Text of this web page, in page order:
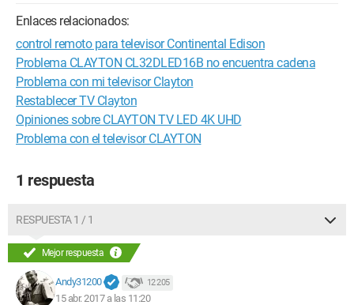
Enlaces relacionados:
control remoto para televisor Continental Edison
Problema CLAYTON CL32DLED16B no encuentra cadena
Problema con mi televisor Clayton
Restablecer TV Clayton
Opiniones sobre CLAYTON TV LED 4K UHD
Problema con el televisor CLAYTON
1 respuesta
RESPUESTA 1 / 1
Mejor respuesta
Andy31200 12 205
15 abr. 2017 a las 11:20